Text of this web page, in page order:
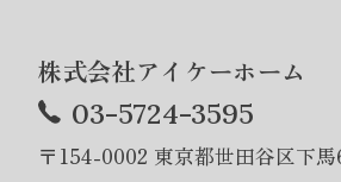
株式会社アイケーホーム
03-5724-3595
〒154-0002 東京都世田谷区下